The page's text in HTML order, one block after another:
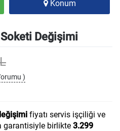
Konum
Değişimi
)
fiyatı servis işçiliği ve
garantisiyle birlikte 3.299